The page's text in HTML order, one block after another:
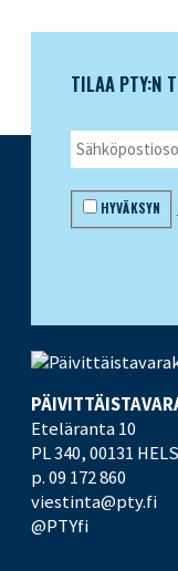
TILAA PTY:N
HYVÄKSYN
Eteläranta 10
PL 340,00131
p. 09 172 860
viestinta@pty.fi
@PTYfi